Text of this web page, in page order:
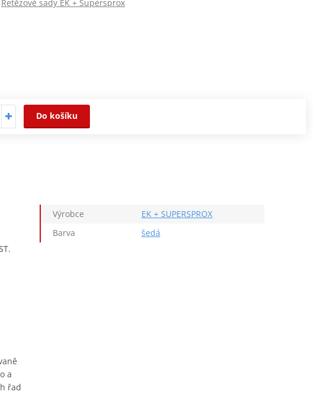
Řetězové sady EK + Supersprox
Do košíku
a
řad
Výrobce
EK + SUPERSPROX
Barva
šedá